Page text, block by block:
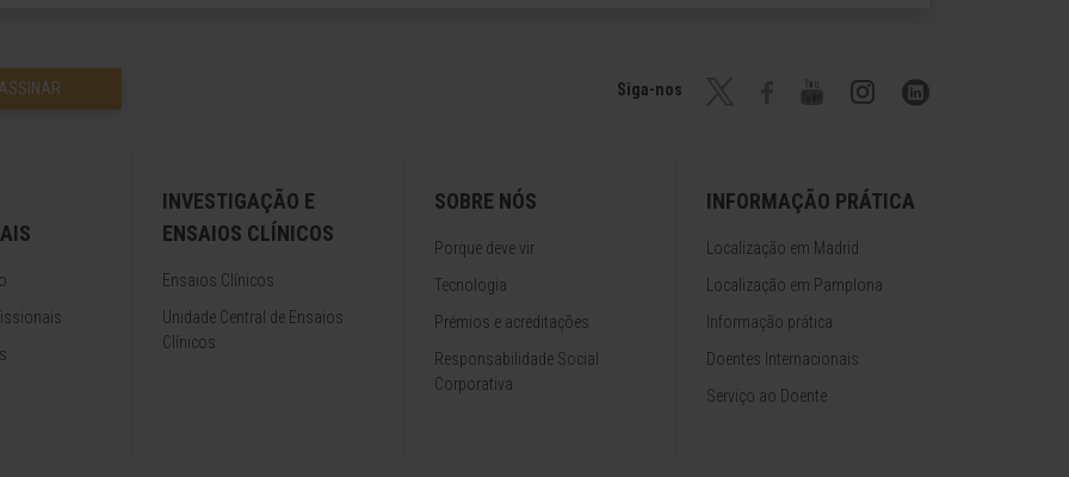
ASSINAR Siga-nos
INVESTIGAÇÃO E
ENSAIOS CLÍNICOS
Ensaios Clínicos
Unidade Central de Ensaios
Clínicos
SOBRE NÓS
Porque deve vir
Tecnologia
Prémios e acreditações
Responsabilidade Social
Corporativa
INFORMAÇÃO PRÁTICA
Localização em Madrid
Localização em Pamplona
Informação prática
Doentes Internacionais
Serviço ao Doente